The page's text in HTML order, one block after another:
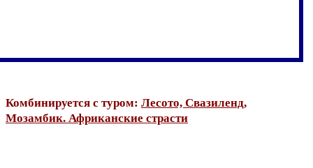
Комбинируется с туром: Лесото, Свазиленд,
Мозамбик. Африканские страсти